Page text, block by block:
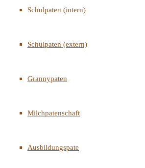
Schulpaten (intern)
Schulpaten (extern)
Grannypaten
Milchpatenschaft
Ausbildungspate